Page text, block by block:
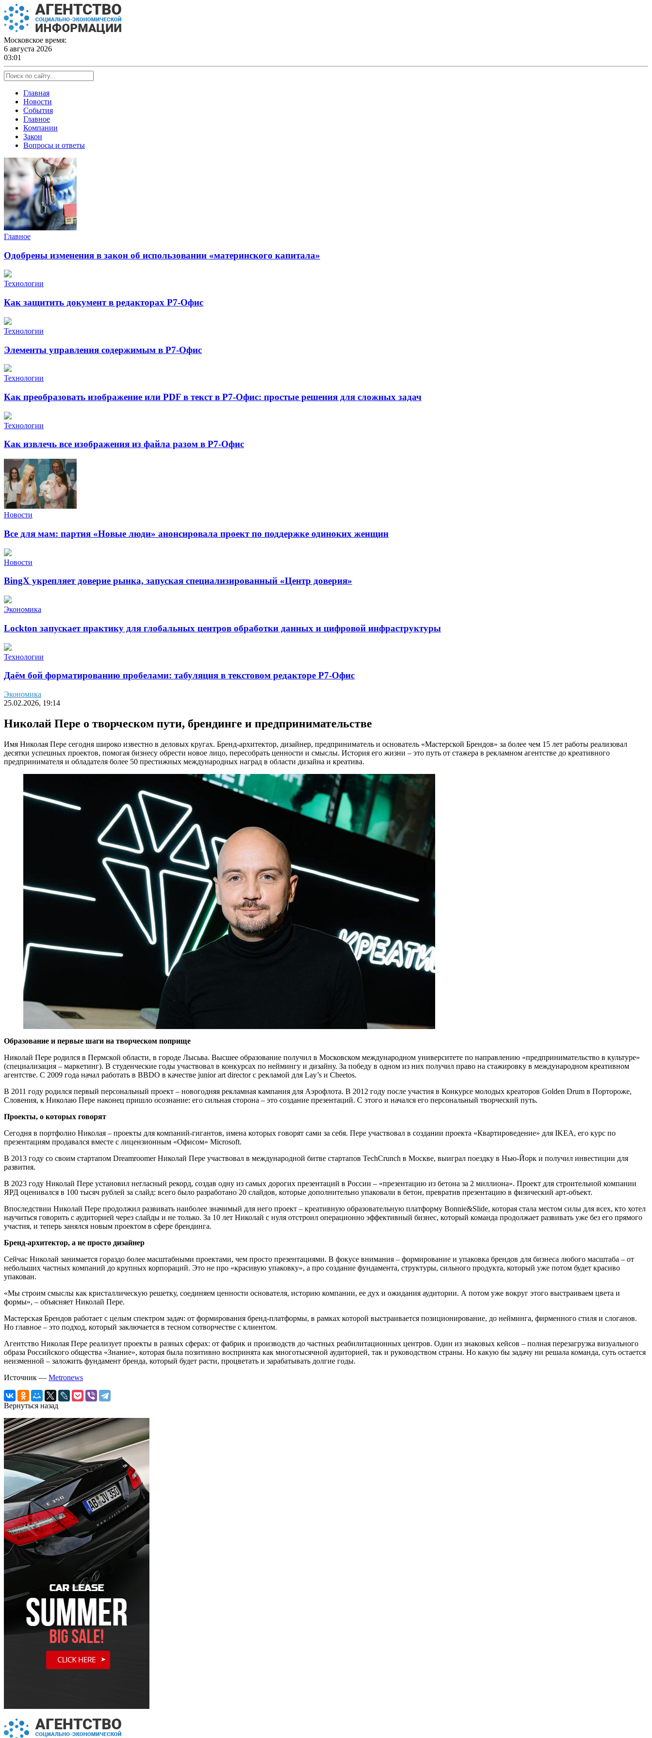
Skip
to
content
Московское время:
6 августа 2026
03:01
Главная
Новости
События
Главное
Компании
Закон
Вопросы и ответы
Главное
Одобрены изменения в закон об использовании «материнского капитала»
Технологии
Как защитить документ в редакторах Р7-Офис
Технологии
Элементы управления содержимым в Р7-Офис
Технологии
Как преобразовать изображение или PDF в текст в Р7-Офис: простые решения для сложных задач
Технологии
Как извлечь все изображения из файла разом в Р7-Офис
Новости
Все для мам: партия «Новые люди» анонсировала проект по поддержке одиноких женщин
Новости
BingX укрепляет доверие рынка, запуская специализированный «Центр доверия»
Экономика
Lockton запускает практику для глобальных центров обработки данных и цифровой инфраструктуры
Технологии
Даём бой форматированию пробелами: табуляция в текстовом редакторе Р7-Офис
Экономика
25.02.2026, 19:14
Николай Пере о творческом пути, брендинге и предпринимательстве
Имя Николая Пере сегодня широко известно в деловых кругах. Бренд-архитектор, дизайнер, предприниматель и основатель «Мастерской Брендов» за более чем 15 лет работы реализовал
десятки успешных проектов, помогая бизнесу обрести новое лицо, пересобрать ценности и смыслы. История его жизни – это путь от стажера в рекламном агентстве до креативного
предпринимателя и обладателя более 50 престижных международных наград в области дизайна и креатива.
Образование и первые шаги на творческом поприще
Николай Пере родился в Пермской области, в городе Лысьва. Высшее образование получил в Московском международном университете по направлению «предпринимательство в культуре»
(специализация – маркетинг). В студенческие годы участвовал в конкурсах по неймингу и дизайну. За победу в одном из них получил право на стажировку в международном креативном
агентстве. С 2009 года начал работать в BBDO в качестве junior art director с рекламой для Lay’s и Cheetos.
В 2011 году родился первый персональный проект – новогодняя рекламная кампания для Аэрофлота. В 2012 году после участия в Конкурсе молодых креаторов Golden Drum в Портороже,
Словения, к Николаю Пере наконец пришло осознание: его сильная сторона – это создание презентаций. С этого и начался его персональный творческий путь.
Проекты, о которых говорят
Сегодня в портфолио Николая – проекты для компаний-гигантов, имена которых говорят сами за себя. Пере участвовал в создании проекта «Квартироведение» для IKEA, его курс по
презентациям продавался вместе с лицензионным «Офисом» Microsoft.
В 2013 году со своим стартапом Dreamroomer Николай Пере участвовал в международной битве стартапов TechCrunch в Москве, выиграл поездку в Нью-Йорк и получил инвестиции для
развития.
В 2023 году Николай Пере установил негласный рекорд, создав одну из самых дорогих презентаций в России – «презентацию из бетона за 2 миллиона». Проект для строительной компании
ЯРД оценивался в 100 тысяч рублей за слайд: всего было разработано 20 слайдов, которые дополнительно упаковали в бетон, превратив презентацию в физический арт-объект.
Впоследствии Николай Пере продолжил развивать наиболее значимый для него проект – креативную образовательную платформу Bonnie&Slide, которая стала местом силы для всех, кто хотел
научиться говорить с аудиторией через слайды и не только. За 10 лет Николай с нуля отстроил операционно эффективный бизнес, который команда продолжает развивать уже без его прямого
участия, и теперь занялся новым проектом в сфере брендинга.
Бренд-архитектор, а не просто дизайнер
Сейчас Николай занимается гораздо более масштабными проектами, чем просто презентациями. В фокусе внимания – формирование и упаковка брендов для бизнеса любого масштаба – от
небольших частных компаний до крупных корпораций. Это не про «красивую упаковку», а про создание фундамента, структуры, сильного продукта, который уже потом будет красиво
упакован.
«Мы строим смыслы как кристаллическую решетку, соединяем ценности основателя, историю компании, ее дух и ожидания аудитории. А потом уже вокруг этого выстраиваем цвета и
формы», – объясняет Николай Пере.
Мастерская Брендов работает с целым спектром задач: от формирования бренд-платформы, в рамках которой выстраивается позиционирование, до нейминга, фирменного стиля и слоганов.
Но главное – это подход, который заключается в тесном сотворчестве с клиентом.
Агентство Николая Пере реализует проекты в разных сферах: от фабрик и производств до частных реабилитационных центров. Один из знаковых кейсов – полная перезагрузка визуального
образа Российского общества «Знание», которая была позитивно воспринята как многотысячной аудиторией, так и руководством страны. Но какую бы задачу ни решала команда, суть остается
неизменной – заложить фундамент бренда, который будет расти, процветать и зарабатывать долгие годы.
Источник — Metronews
Вернуться назад